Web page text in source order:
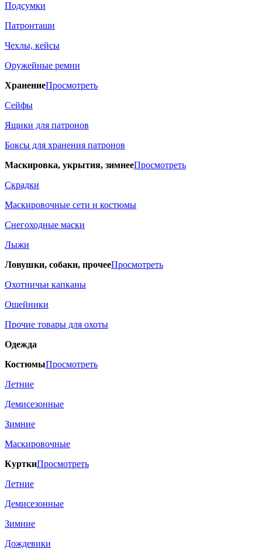
Подсумки
Патронташи
Чехлы, кейсы
Оружейные ремни
ХранениеПросмотреть
Сейфы
Ящики для патронов
Боксы для хранения патронов
Маскировка, укрытия, зимнееПросмотреть
Скрадки
Маскировочные сети и костюмы
Снегоходные маски
Лыжи
Ловушки, собаки, прочееПросмотреть
Охотничьи капканы
Ошейники
Прочие товары для охоты
Одежда
КостюмыПросмотреть
Летние
Демисезонные
Зимние
Маскировочные
КурткиПросмотреть
Летние
Демисезонные
Зимние
Дождевики